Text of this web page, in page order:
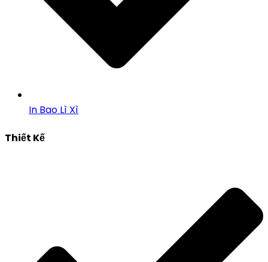
In Bao Lì Xì
Thiết Kế